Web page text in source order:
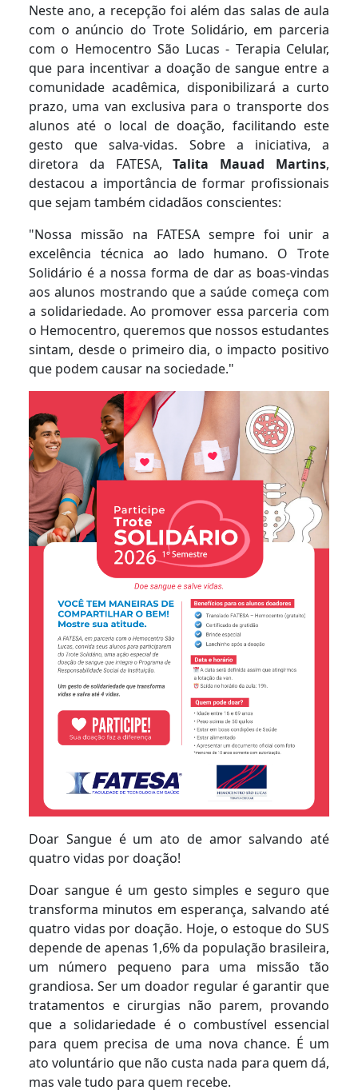
Neste ano, a recepção foi além das salas de aula
com o anúncio do Trote Solidário, em parceria
com o Hemocentro São Lucas - Terapia Celular,
que para incentivar a doação de sangue entre a
comunidade acadêmica, disponibilizará a curto
prazo, uma van exclusiva para o transporte dos
alunos até o local de doação, facilitando este
gesto que salva-vidas. Sobre a iniciativa, a
diretora da FATESA,Talita Mauad Martins,
destacou a importância de formar profissionais
que sejam também cidadãos conscientes:
"Nossa missão na FATESA sempre foi unir a
excelência técnica ao lado humano. O Trote
Solidário é a nossa forma de dar as boas-vindas
aos alunos mostrando que a saúde começa com
a solidariedade. Ao promover essa parceria com
o Hemocentro, queremos que nossos estudantes
sintam, desde o primeiro dia, o impacto positivo
que podem causar na sociedade."
Doar Sangue é um ato de amor salvando até
quatro vidas por doação!
Doar sangue é um gesto simples e seguro que
transforma minutos em esperança, salvando até
quatro vidas por doação. Hoje, o estoque do SUS
depende de apenas 1,6% da população brasileira,
um número pequeno para uma missão tão
grandiosa. Ser um doador regular é garantir que
tratamentos e cirurgias não parem, provando
que a solidariedade é o combustível essencial
para quem precisa de uma nova chance. É um
ato voluntário que não custa nada para quem dá,
mas vale tudo para quem recebe.